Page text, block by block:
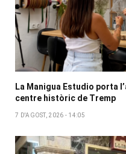
La Manigua Estudio porta
centre històric de Tremp
7 D'AGOST, 2026 - 14:05